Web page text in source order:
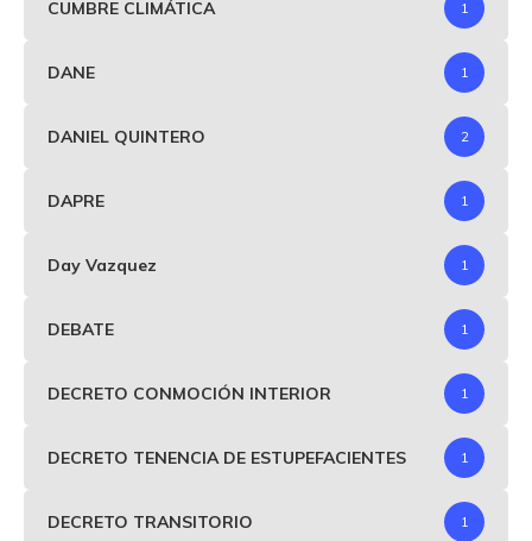
CUMBRE CLIMÁTICA 1
DANE 1
DANIEL QUINTERO 2
DAPRE 1
Day Vazquez 1
DEBATE 1
DECRETO CONMOCIÓN INTERIOR 1
DECRETO TENENCIA DE ESTUPEFACIENTES 1
DECRETO TRANSITORIO 1